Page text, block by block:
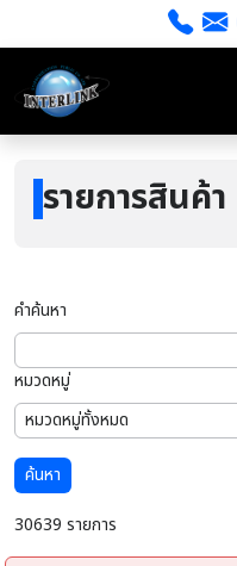
รายการสินค้า
คำค้นหา
หมวดหมู่
ค้นหา
30639 รายการ